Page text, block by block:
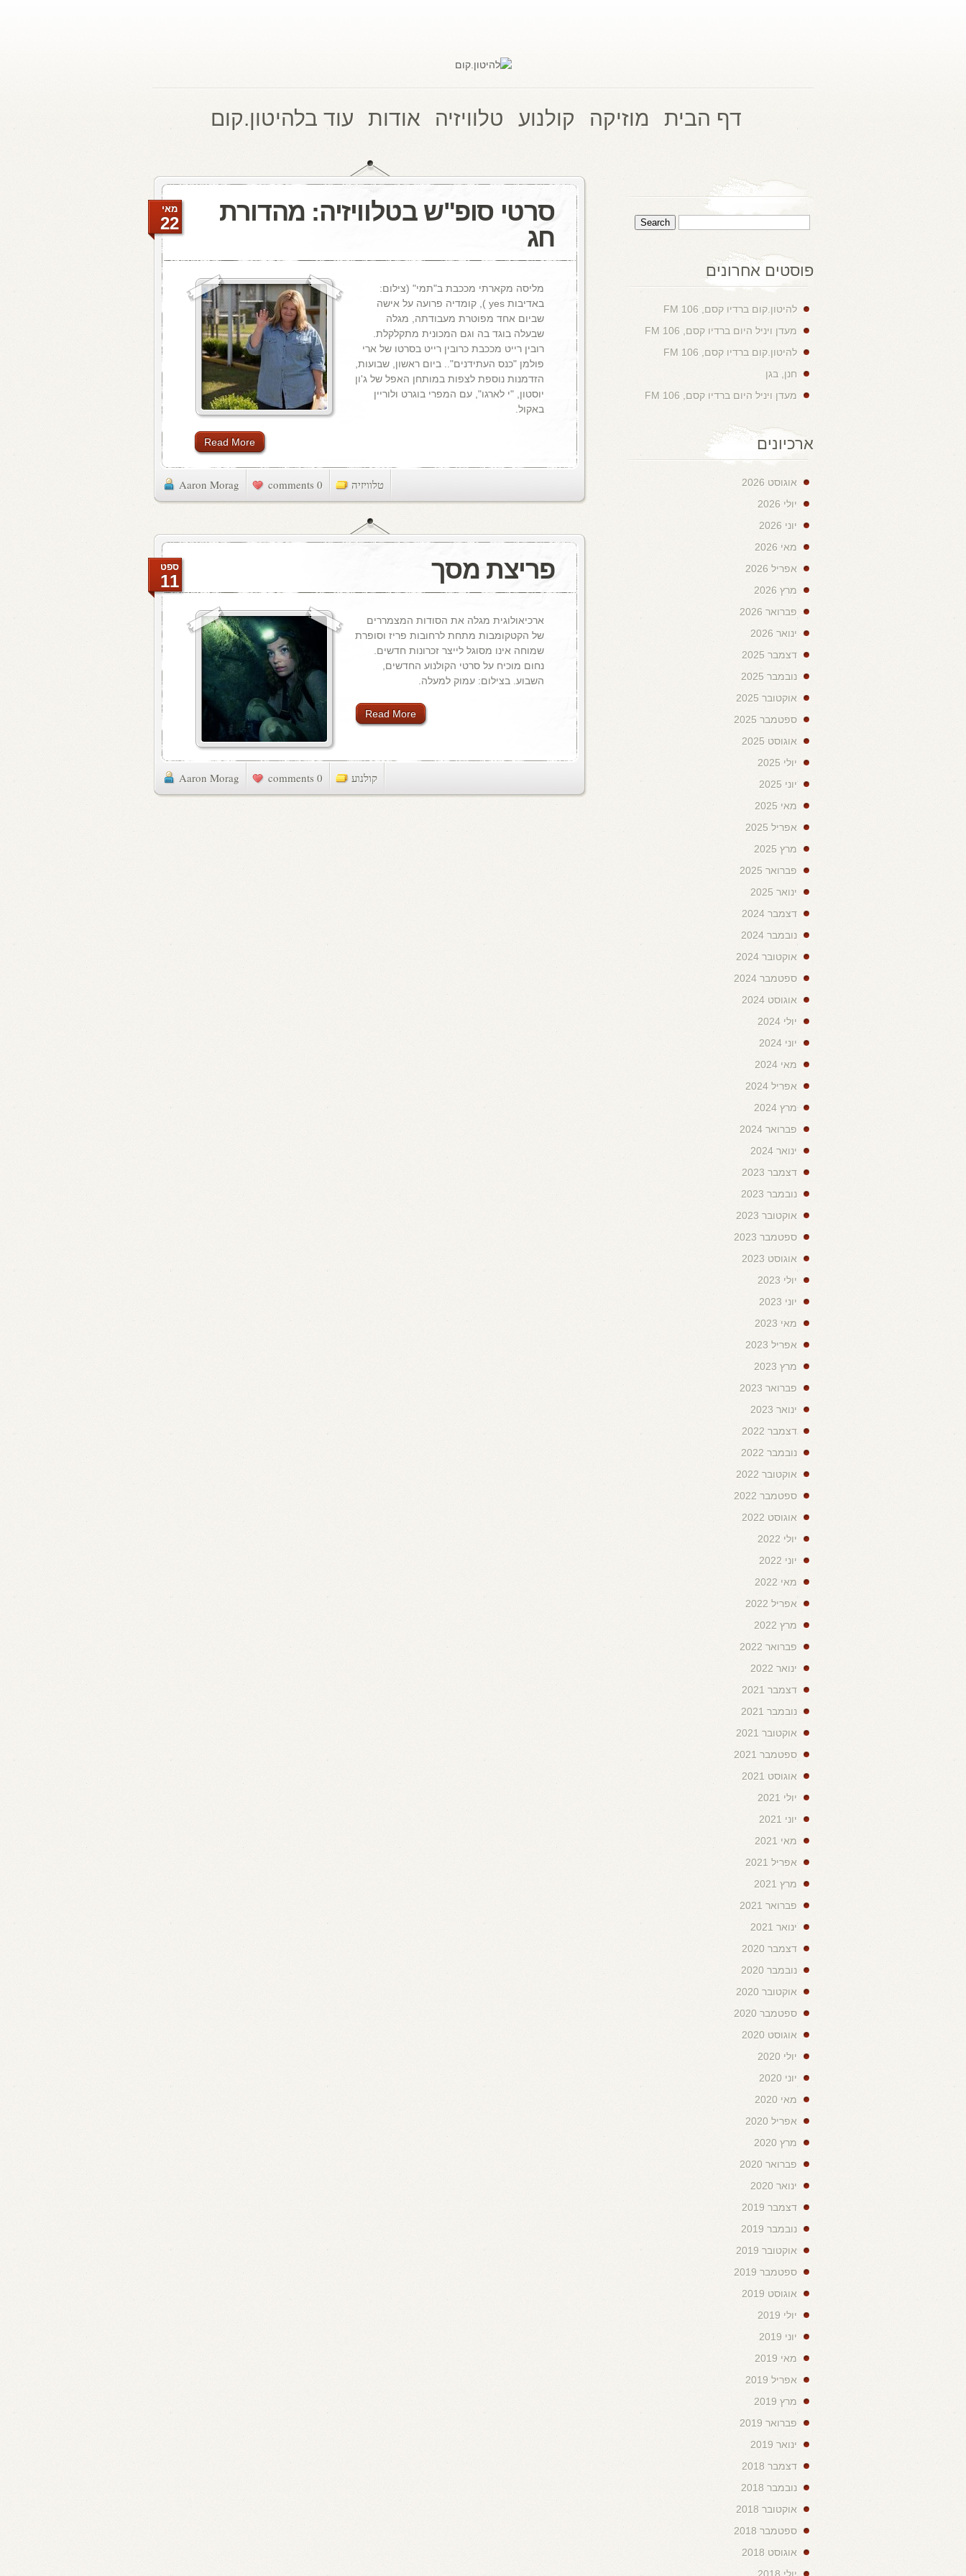
דף הבית מוזיקה קולנוע טלוויזיה אודות עוד בלהיטון.קום
סרטי סופ"ש בטלוויזיה: מהדורת
חג
מאי
22
מליסה מקארתי מככבת ב"תמי" (צילום:
באדיבות yes ), קומדיה פרועה על אישה
שביום אחד מפוטרת מעבודתה, מגלה
שבעלה בוגד בה וגם המכונית מתקלקלת.
רובין רייט מככבת כרובין רייט בסרטו של ארי
פולמן "כנס העתידנים".. ביום ראשון, שבועות,
הזדמנות נוספת לצפות במותחן האפל של ג'ון
יוסטון, "י לארגו", עם המפרי בוגרט ולוריין
באקול.
Read More
Aaron Morag 0 comments טלוויזיה
פריצת מסך ספט
11
ארכיאולוגית מגלה את הסודות המצמררים
של הקטקומבות מתחת לרחובות פריז וסופרת
שמוחה אינו מסוגל לייצר זכרונות חדשים.
נחום מוכיח על סרטי הקולנוע החדשים,
השבוע. בצילום: עמוק למעלה.
Read More
Aaron Morag 0 comments קולנוע
פוסטים אחרונים
להיטון.קום ברדיו קסם, 106 FM
מעדן ויניל היום ברדיו קסם, 106 FM
להיטון.קום ברדיו קסם, 106 FM
חנן, בגן
מעדן ויניל היום ברדיו קסם, 106 FM
ארכיונים
אוגוסט 2026
יולי 2026
יוני 2026
מאי 2026
אפריל 2026
מרץ 2026
פברואר 2026
ינואר 2026
דצמבר 2025
נובמבר 2025
אוקטובר 2025
ספטמבר 2025
אוגוסט 2025
יולי 2025
יוני 2025
מאי 2025
אפריל 2025
מרץ 2025
פברואר 2025
ינואר 2025
דצמבר 2024
נובמבר 2024
אוקטובר 2024
ספטמבר 2024
אוגוסט 2024
יולי 2024
יוני 2024
מאי 2024
אפריל 2024
מרץ 2024
פברואר 2024
ינואר 2024
דצמבר 2023
נובמבר 2023
אוקטובר 2023
ספטמבר 2023
אוגוסט 2023
יולי 2023
יוני 2023
מאי 2023
אפריל 2023
מרץ 2023
פברואר 2023
ינואר 2023
דצמבר 2022
נובמבר 2022
אוקטובר 2022
ספטמבר 2022
אוגוסט 2022
יולי 2022
יוני 2022
מאי 2022
אפריל 2022
מרץ 2022
פברואר 2022
ינואר 2022
דצמבר 2021
נובמבר 2021
אוקטובר 2021
ספטמבר 2021
אוגוסט 2021
יולי 2021
יוני 2021
מאי 2021
אפריל 2021
מרץ 2021
פברואר 2021
ינואר 2021
דצמבר 2020
נובמבר 2020
אוקטובר 2020
ספטמבר 2020
אוגוסט 2020
יולי 2020
יוני 2020
מאי 2020
אפריל 2020
מרץ 2020
פברואר 2020
ינואר 2020
דצמבר 2019
נובמבר 2019
אוקטובר 2019
ספטמבר 2019
אוגוסט 2019
יולי 2019
יוני 2019
מאי 2019
אפריל 2019
מרץ 2019
פברואר 2019
ינואר 2019
דצמבר 2018
נובמבר 2018
אוקטובר 2018
ספטמבר 2018
אוגוסט 2018